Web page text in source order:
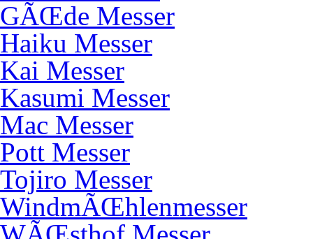
GÃŒde Messer
Haiku Messer
Kai Messer
Kasumi Messer
Mac Messer
Pott Messer
Tojiro Messer
WindmÃŒhlenmesser